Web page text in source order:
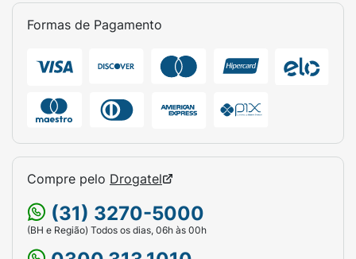
Formas de Pagamento
Compre pelo Drogatel
(31) 3270-5000
(BH e Região) Todos os dias, 06h às 00h